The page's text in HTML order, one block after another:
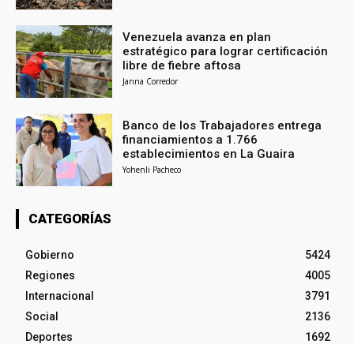
Venezuela avanza en plan
estratégico para lograr certificación
libre de fiebre aftosa
Janna Corredor
Banco de los Trabajadores entrega
financiamientos a 1.766
establecimientos en La Guaira
Yohenli Pacheco
CATEGORÍAS
Gobierno
5424
Regiones
4005
Internacional
3791
Social
2136
Deportes
1692